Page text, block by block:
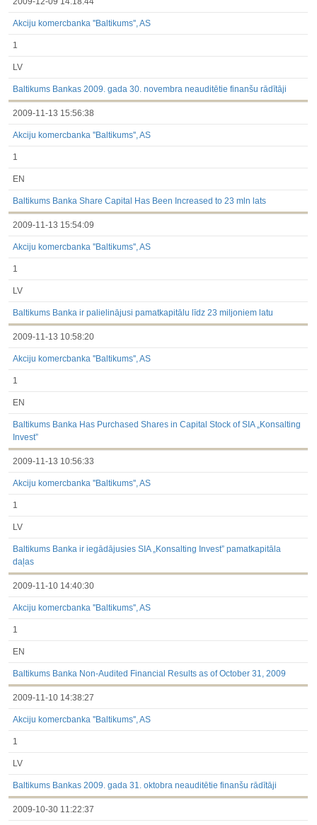
Akciju komercbanka ''Baltikums'', AS
1
LV
Baltikums Bankas 2009. gada 30. novembra neauditētie finanšu rādītāji
2009-11-13 15:56:38
Akciju komercbanka ''Baltikums'', AS
1
EN
Baltikums Banka Share Capital Has Been Increased to 23 mln lats
2009-11-13 15:54:09
Akciju komercbanka ''Baltikums'', AS
1
LV
Baltikums Banka ir palielinājusi pamatkapitālu līdz 23 miljoniem latu
2009-11-13 10:58:20
Akciju komercbanka ''Baltikums'', AS
1
EN
Baltikums Banka Has Purchased Shares in Capital Stock of SIA „Konsalting
Invest”
2009-11-13 10:56:33
Akciju komercbanka ''Baltikums'', AS
1
LV
Baltikums Banka ir iegādājusies SIA „Konsalting Invest” pamatkapitāla
daļas
2009-11-10 14:40:30
Akciju komercbanka ''Baltikums'', AS
1
EN
Baltikums Banka Non-Audited Financial Results as of October 31, 2009
2009-11-10 14:38:27
Akciju komercbanka ''Baltikums'', AS
1
LV
Baltikums Bankas 2009. gada 31. oktobra neauditētie finanšu rādītāji
2009-10-30 11:22:37